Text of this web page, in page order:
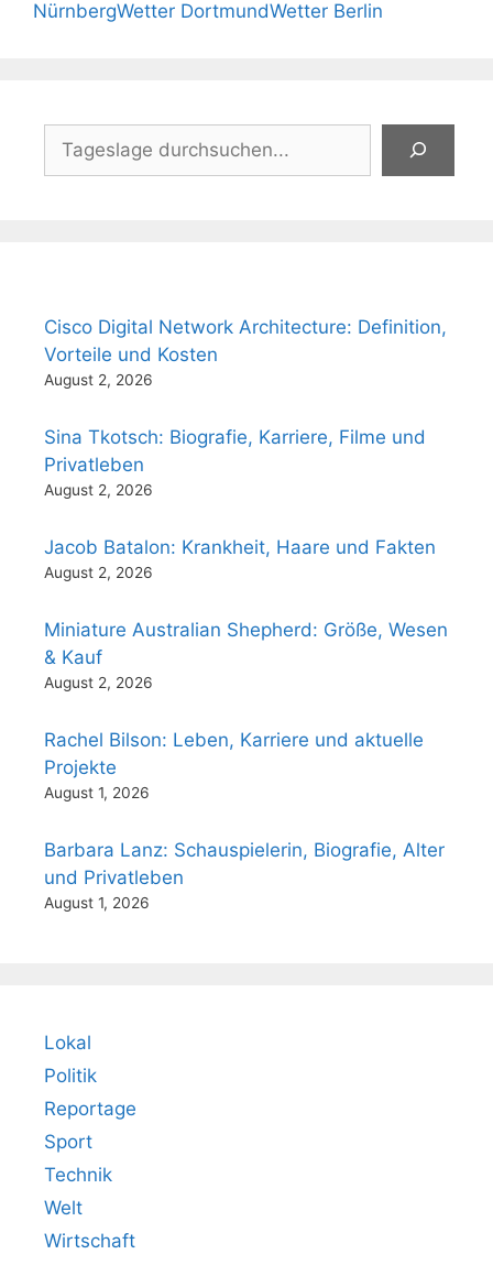
NürnbergWetter DortmundWetter Berlin
Cisco Digital Network Architecture: Definition,
Vorteile und Kosten
August 2, 2026
Sina Tkotsch: Biografie, Karriere, Filme und
Privatleben
August 2, 2026
Jacob Batalon: Krankheit, Haare und Fakten
August 2, 2026
Miniature Australian Shepherd: Größe, Wesen
& Kauf
August 2, 2026
Rachel Bilson: Leben, Karriere und aktuelle
Projekte
August 1, 2026
Barbara Lanz: Schauspielerin, Biografie, Alter
und Privatleben
August 1, 2026
Lokal
Politik
Reportage
Sport
Technik
Welt
Wirtschaft